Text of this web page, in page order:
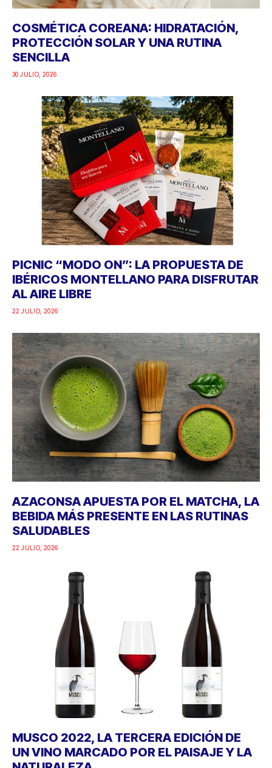
COSMÉTICA COREANA: HIDRATACIÓN,
PROTECCIÓN SOLAR Y UNA RUTINA
SENCILLA
30 JULIO, 2026
PICNIC “MODO ON”: LA PROPUESTA DE
IBÉRICOS MONTELLANO PARA DISFRUTAR
AL AIRE LIBRE
22 JULIO, 2026
AZACONSA APUESTA POR EL MATCHA, LA
BEBIDA MÁS PRESENTE EN LAS RUTINAS
SALUDABLES
22 JULIO, 2026
MUSCO 2022, LA TERCERA EDICIÓN DE
UN VINO MARCADO POR EL PAISAJE Y LA